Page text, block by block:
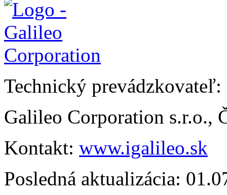
Technický prevádzkovateľ:
Galileo Corporation s.r.o.,
Kontakt: www.igalileo.sk
Posledná aktualizácia: